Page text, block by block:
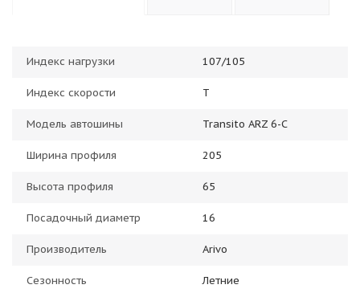
Индекс нагрузки 107/105
Индекс скорости T
Модель автошины Transito ARZ 6-C
Ширина профиля 205
Высота профиля 65
Посадочный диаметр 16
Производитель Arivo
Сезонность Летние